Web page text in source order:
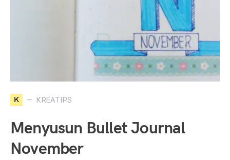
K KREATIPS
Menyusun Bullet Journal
November